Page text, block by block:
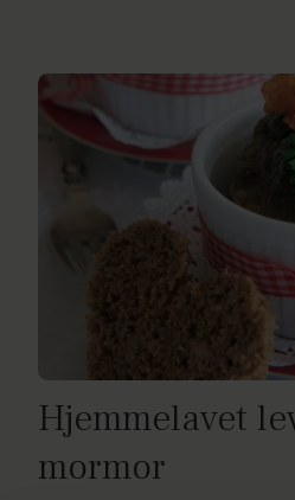
Hjemmelavet
mormor